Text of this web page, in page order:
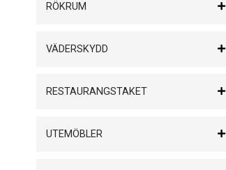
RÖKRUM
VÄDERSKYDD
RESTAURANGSTAKET
UTEMÖBLER